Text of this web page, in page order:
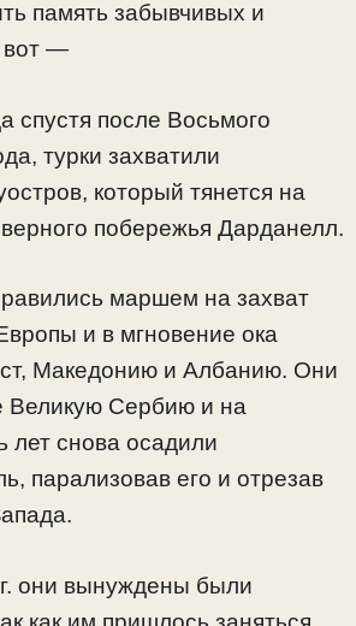
память забывчивых и
вот —
спустя после Восьмого
турки захватили
который тянется на
побережья Дарданелл.
маршем на захват
и в мгновение ока
Македонию и Албанию. Они
Великую Сербию и на
лет снова осадили
парализовав его и отрезав
они вынуждены были